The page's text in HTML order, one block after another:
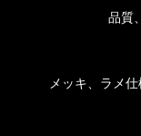
品質
メッキ、ラメ